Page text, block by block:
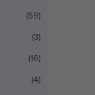
(59)
(3)
(16)
(4)